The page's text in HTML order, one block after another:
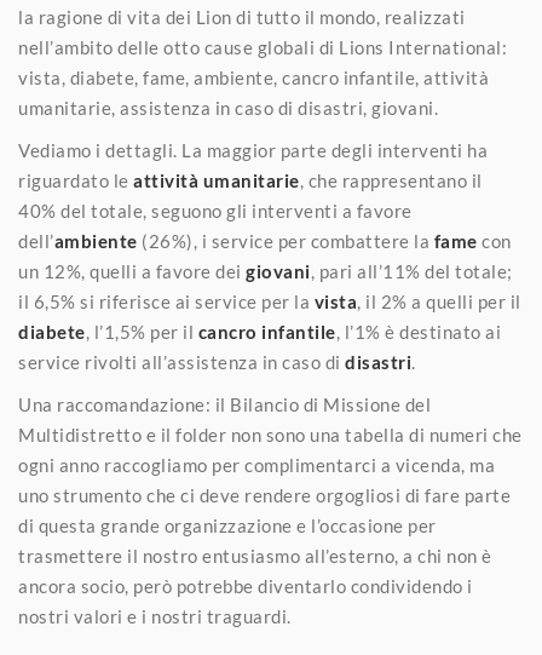
la ragione di vita dei Lion di tutto il mondo, realizzati
nell’ambito delle otto cause globali di Lions International:
vista, diabete, fame, ambiente, cancro infantile, attività
umanitarie, assistenza in caso di disastri, giovani.
Vediamo i dettagli. La maggior parte degli interventi ha
riguardato le attività umanitarie, che rappresentano il
40% del totale, seguono gli interventi a favore
dell’ambiente (26%), i service per combattere la fame con
un 12%, quelli a favore dei giovani, pari all’11% del totale;
il 6,5% si riferisce ai service per la vista, il 2% a quelli per il
diabete, l’1,5% per il cancro infantile, l’1% è destinato ai
service rivolti all’assistenza in caso di disastri.
Una raccomandazione: il Bilancio di Missione del
Multidistretto e il folder non sono una tabella di numeri che
ogni anno raccogliamo per complimentarci a vicenda, ma
uno strumento che ci deve rendere orgogliosi di fare parte
di questa grande organizzazione e l’occasione per
trasmettere il nostro entusiasmo all’esterno, a chi non è
ancora socio, però potrebbe diventarlo condividendo i
nostri valori e i nostri traguardi.